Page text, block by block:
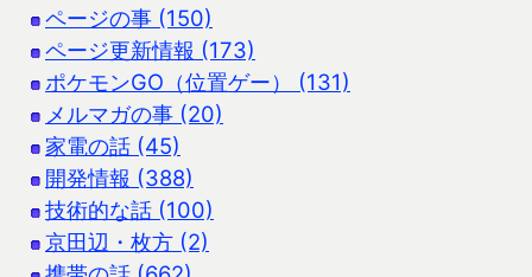
ページの事 (150)
ページ更新情報 (173)
ポケモンGO（位置ゲー） (131)
メルマガの事 (20)
家電の話 (45)
開発情報 (388)
技術的な話 (100)
京田辺・枚方 (2)